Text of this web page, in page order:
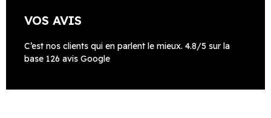
VOS AVIS
C’est nos clients qui en parlent le mieux. 4.8/5 sur la
base 126 avis Google